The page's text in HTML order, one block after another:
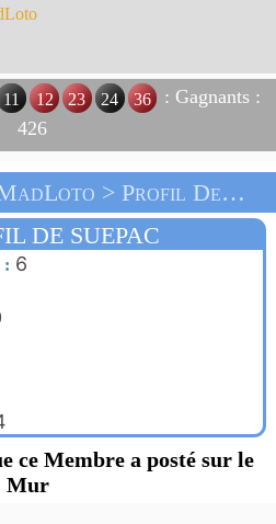
11 12 23 24 36
: Gagnants :
426
Communauté MadLoto > Profil De Suepac > Accueil
DE SUEPAC
: 6
ce Membre a posté sur le
Mur